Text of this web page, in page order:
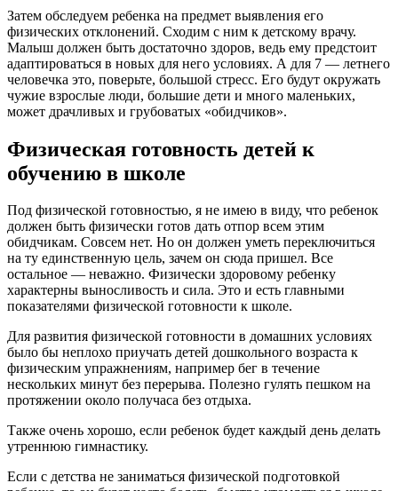
Затем обследуем ребенка на предмет выявления его
физических отклонений. Сходим с ним к детскому врачу.
Малыш должен быть достаточно здоров, ведь ему предстоит
адаптироваться в новых для него условиях. А для 7 — летнего
человечка это, поверьте, большой стресс. Его будут окружать
чужие взрослые люди, большие дети и много маленьких,
может драчливых и грубоватых «обидчиков».
Физическая готовность детей к
обучению в школе
Под физической готовностью, я не имею в виду, что ребенок
должен быть физически готов дать отпор всем этим
обидчикам. Совсем нет. Но он должен уметь переключиться
на ту единственную цель, зачем он сюда пришел. Все
остальное — неважно. Физически здоровому ребенку
характерны выносливость и сила. Это и есть главными
показателями физической готовности к школе.
Для развития физической готовности в домашних условиях
было бы неплохо приучать детей дошкольного возраста к
физическим упражнениям, например бег в течение
нескольких минут без перерыва. Полезно гулять пешком на
протяжении около получаса без отдыха.
Также очень хорошо, если ребенок будет каждый день делать
утреннюю гимнастику.
Если с детства не заниматься физической подготовкой